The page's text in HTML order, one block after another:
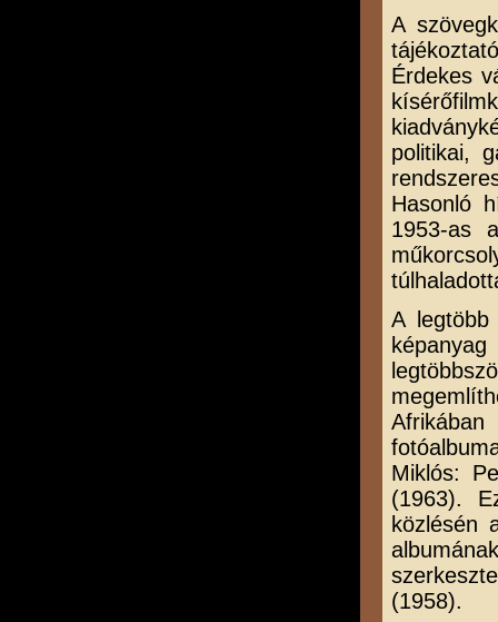
A
Érdekes
politikai,
Hasonló
1953-as
A
Miklós:
(1963).
közlésén
(1958).